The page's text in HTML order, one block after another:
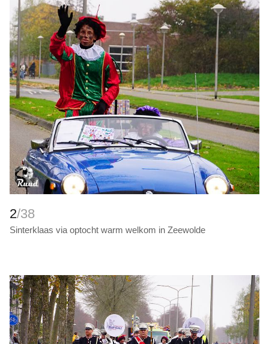
2/38
Sinterklaas via optocht warm welkom in Zeewolde